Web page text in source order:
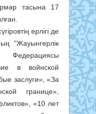
тасына 17
ерлігі де
"Жауынгерлік
в войнской
заслуги», «За
границе»,
«10 лет